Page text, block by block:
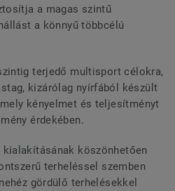
a magas szintű
a könnyű többcélú
terjedő multisport célokra,
kizárólag nyírfából készült
kényelmet és teljesítményt
érdekében.
kialakításának köszönhetően
terheléssel szemben
gördülő terhelésekkel